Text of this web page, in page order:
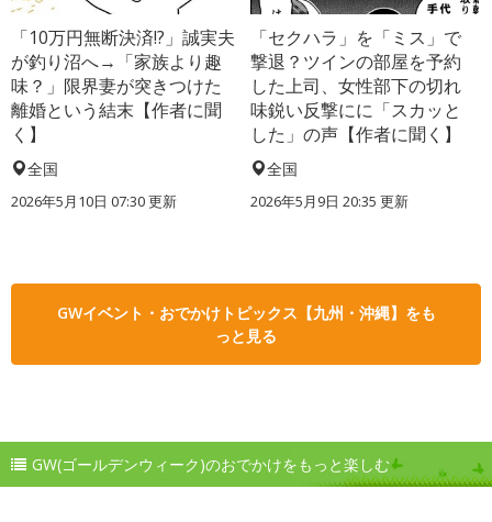
「10万円無断決済!?」誠実夫
が釣り沼へ→「家族より趣
味？」限界妻が突きつけた
離婚という結末【作者に聞
く】
全国
2026年5月10日 07:30 更新
「セクハラ」を「ミス」で
撃退？ツインの部屋を予約
した上司、女性部下の切れ
味鋭い反撃にに「スカッと
した」の声【作者に聞く】
全国
2026年5月9日 20:35 更新
GWイベント・おでかけトピックス【九州・沖縄】をも
っと見る
GW(ゴールデンウィーク)のおでかけをもっと楽しむ